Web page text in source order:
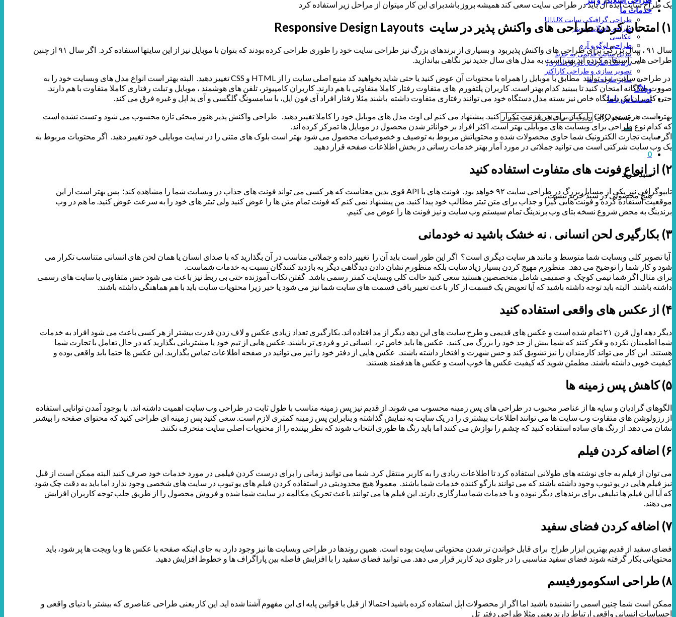
خدمات ما
طراحی گرافیکی سایت UI.UX
طراحی اسلایدر و بنر
عکاسی
طراحی لوگو و آرم
تبدیل سایت قدیمی به جدید
برندینگ (طراحی اوراق اداری)
تصویر سازی و طراحی کاراکتر
سایر طراحی ها
وبلاگ
تمـــــاس باما
جستجو برای:
0
سبد خرید
هیچ محصولی در سبد خرید نیست.
یک طراح سایت ایده آل باید در طراحی سایت سعی کند همیشه بروز باشدبرای این کار میتوان از مراحل زیر استفاده کرد
۱) امتحان کردن طراحی های واکنش پذیر در سایت Responsive Design Layouts
سال ۹۱ ، سال بزرگی برای طراحی های واکنش پذیربود و بسیاری از برندهای بزرگ نیز طراحی سایت خود را طوری طراحی کرده بودند که بتوان با موبایل نیز از این سایتها استفاده کرد. اگر سال ۹۱ از چنین
طراحی هایی استفاده کرده اید بهتر است به مدل های سال جدید نیز نگاهی بیاندازید.
در طراحی سایت، می توانید مطابق با موبایل را همراه با محتویات آن عوض کنید یا حتی شاید بخواهید کد منبع اصلی سایت را از HTML و CSS تغییر دهید. البته بهتر است انواع مدل های وبسایت خود را به
صورت جداگانه امتحان کنید تا ببینید کدام بهتر است. کاربران پلتفورم های متفاوت رفتار کاملا متفاوتی با هم دارند. کاربران کامپیوتر، تلفن های هوشمند ، موبایل و تبلت رفتاری کاملا متفاوت با هم دارند.
حتی کاربران یک دستگاه خاص نیز بسته مدل دستگاه خود می توانند رفتاری متفاوت داشته باشند مثلا رفتار افراد آی فون اپل، با سامسونگ گلگسی و آی پد اپل و غیره فرق می کند.
بهتر است هر تست CRO را یکبار برای هر فرمت تکرار کنید. پیشنهاد می کنم لی اوت مدل های موبایل خود را کاملا تغییر دهید. طراحی واکنش پذیر هنوز مبحثی تازه محسوب می شود و تست نشده است
که کدام نوع طراحی برای وبسایت های موبایلی بهتر است. اکثر افراد بر خواناتر شدن محصول در موبایل ها تمرکز کرده اند.
اگر سایت تجارت الکترونیک شما حاوی محصولات شده و محتویاتش مربوط به توصیف و خصوصیات محصول می شود بهتر است بلوک های متنی را در سایت موبایلی خود تغییر دهید. اگر محتویات مربوط به
یک وب سایت شرکتی است می توانید جملاتی در مورد آمار بهتر خدمات رسانی در بخش اطلاعات صفحه قرار دهید.
۲) از انواع فونت های متفاوت استفاده کنید
تایپوگرافی نیز یکی از مسایل بزرگ در طراحی سایت ۹۲ خواهد بود. فونت های با API قوی بدین معناست که هر کسی می تواند فونت های جذاب در وبسایت شما را مشاهده کند؛ پس بهتر است از این
موقعیت استفاده کرده و فونت هایی گیرا و جذاب برای متن تیتر مطالب خود پیدا کنید. من پیشنهاد نمی کنم که فونت تمام متن ها را عوض کنید ولی تیتر های خود را به سرعت عوض کنید. ما هم در وب
برندینگ به محض شروع نسخه بتای وب برندینگ تمام سیستم وب سایت و نیز فونت ها را عوض می کنیم.
۳) بکارگیری لحن انسانی . نه خشک باشید نه خودمانی
آیا تصویر کلی وبسایت شما متوسط و مانند هر سایت دیگری است؟ اگر این طور است باید آن را تغییر داده و جملاتی مناسب در آن بگذارید که با صدای انسان یا همان لحن های انسانی متناسب تکرار می
شود و کار شما را توضیح می دهد. منظورم مهیج کردن بسیار زیاد سایت بلکه منظورم نشان دادن دیدگاهی دیگر به بازدید کنندگان نسبت به خدمات شماست.
برای مثال اگر شما تیمی کوچک و صمیمی شامل متخصصین هستید سعی کنید حالت کلی وبسایت کمتر رسمی باشد. گفتن نکات آموزنده حتی بی ربط نیز باعث می شود حس متفاوتی با سایت های رسمی
داشته باشند. البته باید توجه داشته باشید که آیا تعویض یک قسمت از کار باعث تغییر باقی قسمت های سایت شما نیز می شود یا خیر زیرا محتویات سایت باید با هم هماهنگی داشته باشند.
۴) از عکس های واقعی استفاده کنید
دیگر دهه اول قرن ۲۱ تمام شده است و عکس های قدیمی و طرح سایت های این دهه دیگر از مد افتاده اند. بکارگیری تعداد زیادی عکس و لاف زدن قدرت بیشتر از هر کسی باعث می شود افراد به خدمات
شما اطمینان نکرده و فکر کنند که شما بیش از حد خود را بزرگ می کنید. عکس ها باید خاص تر، انسانی تر و فردی تر باشند. عکس هایی از تیم خود یا مشتریانی بگذارید که در حال تعامل با تجارت شما
هستند. این کار می تواند کارمندان را نیز تشویق کند و حس شهرت و افتخار داشته باشند. عکس هایی از دفتر خود را نیز می توانید در صفحه اطلاعات تماس بگذارید. این عکس ها حتما باید واقعی بوده و
کیفیت خوبی داشته باشند. مطمئن شوید که کیفیت عکس ها خوب است و عکس ها هدفمند هستند.
۵) کاهش پس زمینه ها
الگوهای گرادیان و سایه ها از عناصر محبوب در طراحی های پس زمینه محسوب می شوند. از قدیم نیز پس زمینه مناسب با طول ثابت در طراحی وب سایت اهمیت داشته اند. با بوجود آمدن توانایی استفاده
از رزولوشن های متفاوت وب سایت ها می توانند اطلاعات بیشتری را در یک سایت به نمایش گذاشته و بنابراین پس زمینه کمتری لازم است. سعی کنید پس زمینه ای طراحی کنید که محتوای صفحه را بیشتر
نشان می دهد. از رنگ های ساده استفاده کنید که چشم را نوازش می کنند اما باید رنگ ها طوری انتخاب شوند که نظر بیننده را از محتویات اصلی سایت منحرف نکنند.
۶) اضافه کردن فیلم
می توان از فیلم به جای نوشته های طولانی استفاده کرد تا اطلاعات زیادی را به کاربر منتقل کرد. شما می توانید زمانی را برای درست کردن فیلمی در مورد خدمات خود صرف کنید البته ممکن است از قبل
نیز فیلم هایی در یو تیوب وجود داشته باشند که می توانند بازگو کننده خدمات شما باشند. معمولا هیچ محدودیتی در استفاده کردن فیلم های یو تیوب در سایت های شخصی وجود ندارد اما باید به دقت چک شود
که آیا این فیلم ها تبلیغی برای برندهای دیگر نبوده و با خدمات شما سازگاری دارند. این فیلم ها می توانند باعث تحریک مکالمه در سایت شما شده و فروش محصول را از طریق جلب توجه کاربران افزایش
می دهند.
۷) اضافه کردن فضای سفید
فضای سفید از قدیم بهترین ابزار طراح برای قابل خواندن تر شدن محتویاتی سایت بوده است. همین روندها در طراحی وبسایت ها نیز وجود دارد. به جای اینکه صفحه با عکس ها و یا ویجت ها پر شود، باید
محتویاتی بکار گرفته شوند فضای سفید مناسبی را در جلوی دید کاربر قرار می دهد. می توانید فضای سفید را با افزایش فاصله بین پاراگراف ها و خطوط افزایش دهید.
۸) طراحی اسکومورفیسم
ممکن است شما چنین اسمی را نشنیده باشید اما اگر از محصولات اپل استفاده کرده باشید احتمالا از قبل با قوانین پایه ای این مفهوم آشنا شده اید. این کار یعنی طراحی عناصری که بیشتر با دنیای واقعی و
احساسات انسانی واقعی ارتباط دارند یعنی مثلا طراحی دفتر تل